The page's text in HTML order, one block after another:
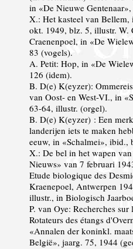
in «De Nieuwe
X.: Het kasteel van
okt. 1949, blz. 5, illustr. W.
Craenenpoel, in «De
83 (vogels).
A. Petit: Hop, in «De
126 (idem).
B. D(e) K(eyzer):
van Oost- en West-VI., in
63-64, illustr. (orgel).
B. D(e) K(eyzer) : Een
landerijen iets te maken
eeuw, in «Schalmei», ibid.,
X.: De bel in het wapen
Nieuws» van 7 februari
Etude biologique des
Kraenepoel, Antwerpen
illustr., in Biologisch
P. van Oye: Recherches
Rotateurs des étangs
«Annalen der koninkl.
België», jaarg. 75, 1944